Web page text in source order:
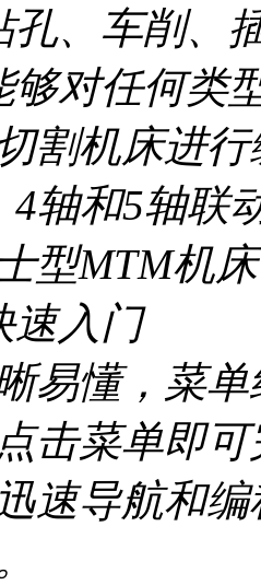
孔、车削、
够对任何类
割机床进
4轴和5轴联
型MTM机
速入门
易懂，菜
击菜单即
速导航和